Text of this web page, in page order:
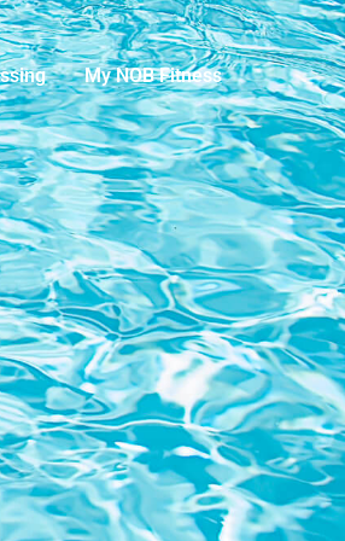
My NOB Fitness